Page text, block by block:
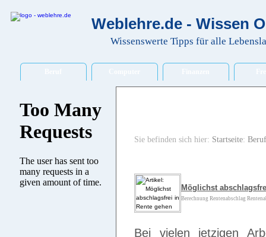
Weblehre.de - Wissen
Wissenswerte Tipps für alle
Sie befinden sich hier: Startseite: Beruf
Möglichst
Berechnung Rentenabschlag
Bei vielen jetzigen